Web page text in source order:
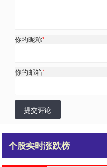
你的昵称*
你的邮箱*
提交评论
个股实时涨跌榜